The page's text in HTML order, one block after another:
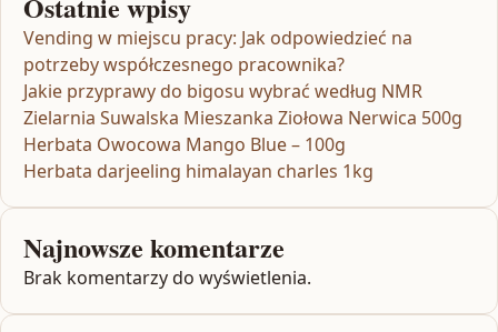
Vending w miejscu pracy: Jak odpowiedzieć na
potrzeby współczesnego pracownika?
Jakie przyprawy do bigosu wybrać według NMR
Zielarnia Suwalska Mieszanka Ziołowa Nerwica 500g
Herbata Owocowa Mango Blue – 100g
Herbata darjeeling himalayan charles 1kg
Najnowsze komentarze
Brak komentarzy do wyświetlenia.